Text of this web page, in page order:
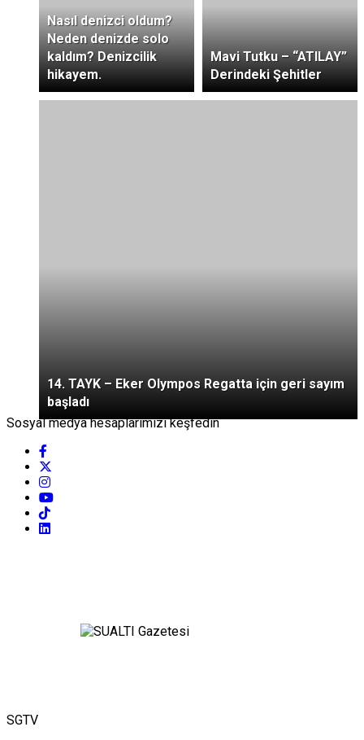
Nasıl denizci oldum?
Neden denizde solo
kaldım? Denizcilik
hikayem.
Mavi Tutku – “ATILAY”
Derindeki Şehitler
14. TAYK – Eker Olympos Regatta için geri sayım
başladı
Sosyal medya hesaplarımızı keşfedin
SGTV